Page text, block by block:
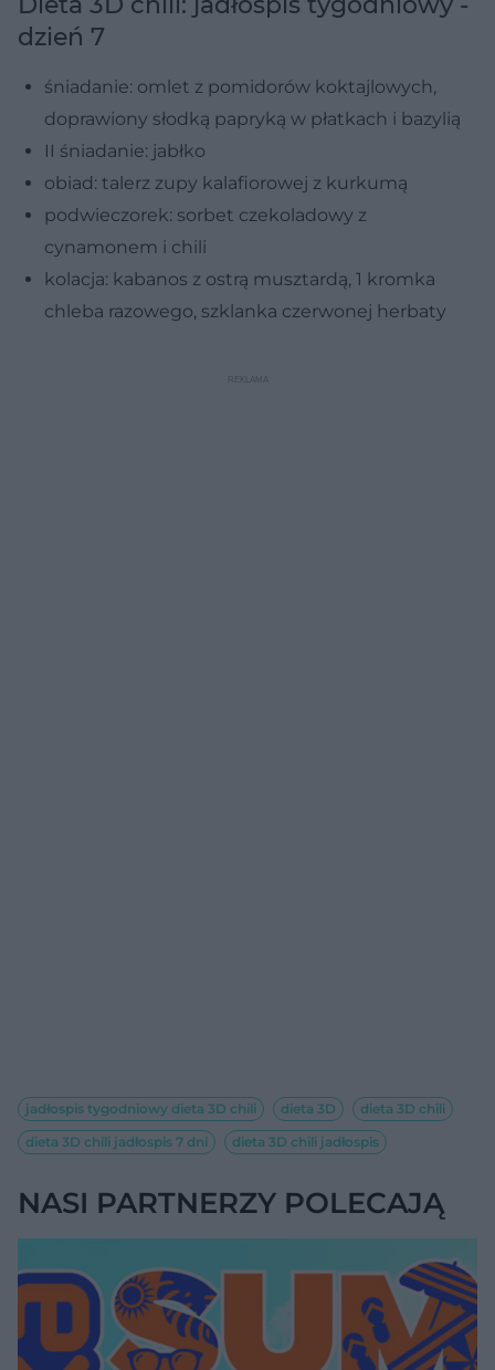
dzień 7
śniadanie: omlet z pomidorów koktajlowych,
doprawiony słodką papryką w płatkach i bazylią
II śniadanie: jabłko
obiad: talerz zupy kalafiorowej z kurkumą
podwieczorek: sorbet czekoladowy z
cynamonem i chili
kolacja: kabanos z ostrą musztardą, 1 kromka
chleba razowego, szklanka czerwonej herbaty
jadłospis tygodniowy dieta 3D chili dieta 3D
dieta 3D chili
dieta 3D chili jadłospis 7 dni
dieta 3D chili jadłospis
NASI PARTNERZY POLECAJĄ